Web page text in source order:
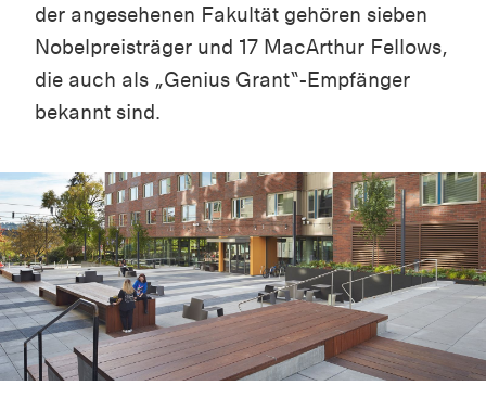
der angesehenen Fakultät gehören sieben
Nobelpreisträger und 17 MacArthur Fellows,
die auch als „Genius Grant“-Empfänger
bekannt sind.